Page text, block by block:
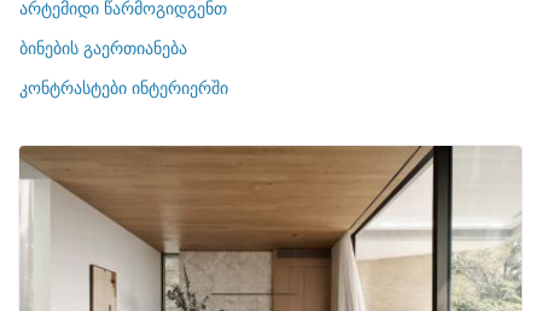
ბ
ი
არტემიდი წარმოგიდგენთ
ბინების გაერთიანება
კონტრასტები ინტერიერში